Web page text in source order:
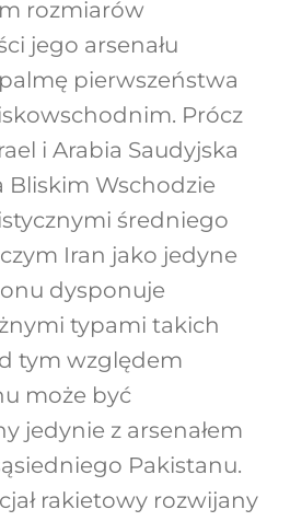
rozmiarów
jego arsenału
pierwszeństwa
Prócz
i Arabia Saudyjska
Bliskim Wschodzie
średniego
Iran jako jedyne
dysponuje
typami takich
tym względem
może być
jedynie z arsenałem
Pakistanu.
rakietowy rozwijany